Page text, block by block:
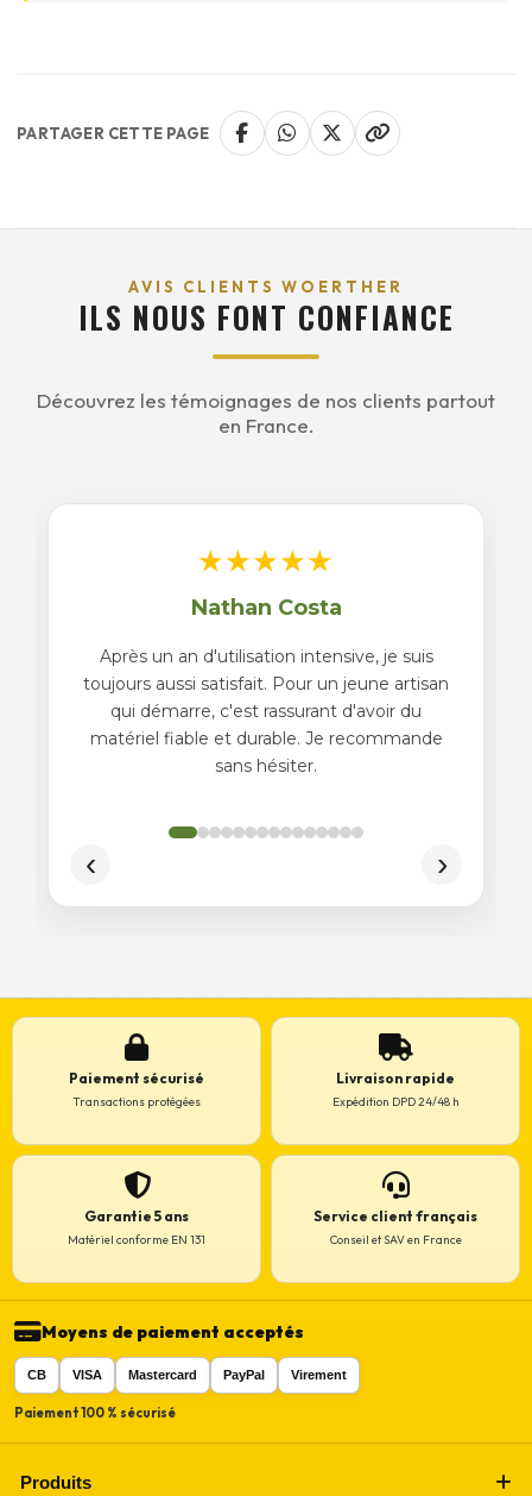
PARTAGER CETTE PAGE
AVIS CLIENTS WOERTHER
ILS NOUS FONT CONFIANCE
Découvrez les témoignages de nos clients partout
en France.
Paiement sécurisé
Transactions protégées
Livraison rapide
Expédition DPD 24/48 h
Garantie 5 ans
Matériel conforme EN 131
Service client français
Conseil et SAV en France
Moyens de paiement acceptés
CB VISA Mastercard PayPal Virement
Paiement 100 % sécurisé
Produits